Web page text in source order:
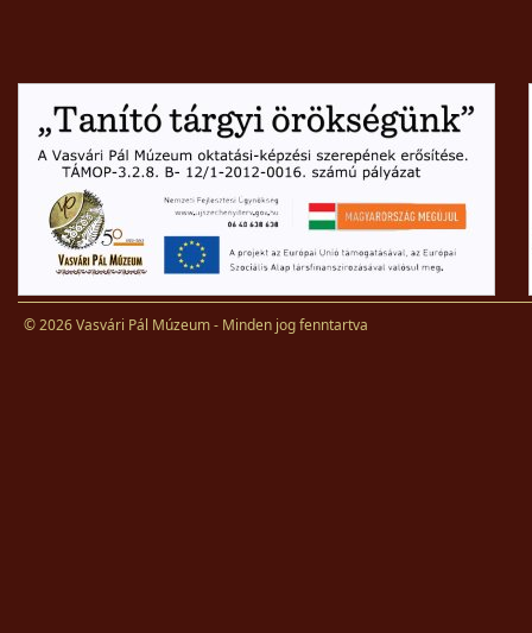
© 2026 Vasvári Pál Múzeum - Minden jog fenntartva